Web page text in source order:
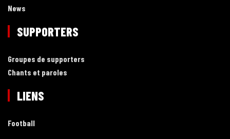
News
SUPPORTERS
Groupes de supporters
Chants et paroles
LIENS
Football